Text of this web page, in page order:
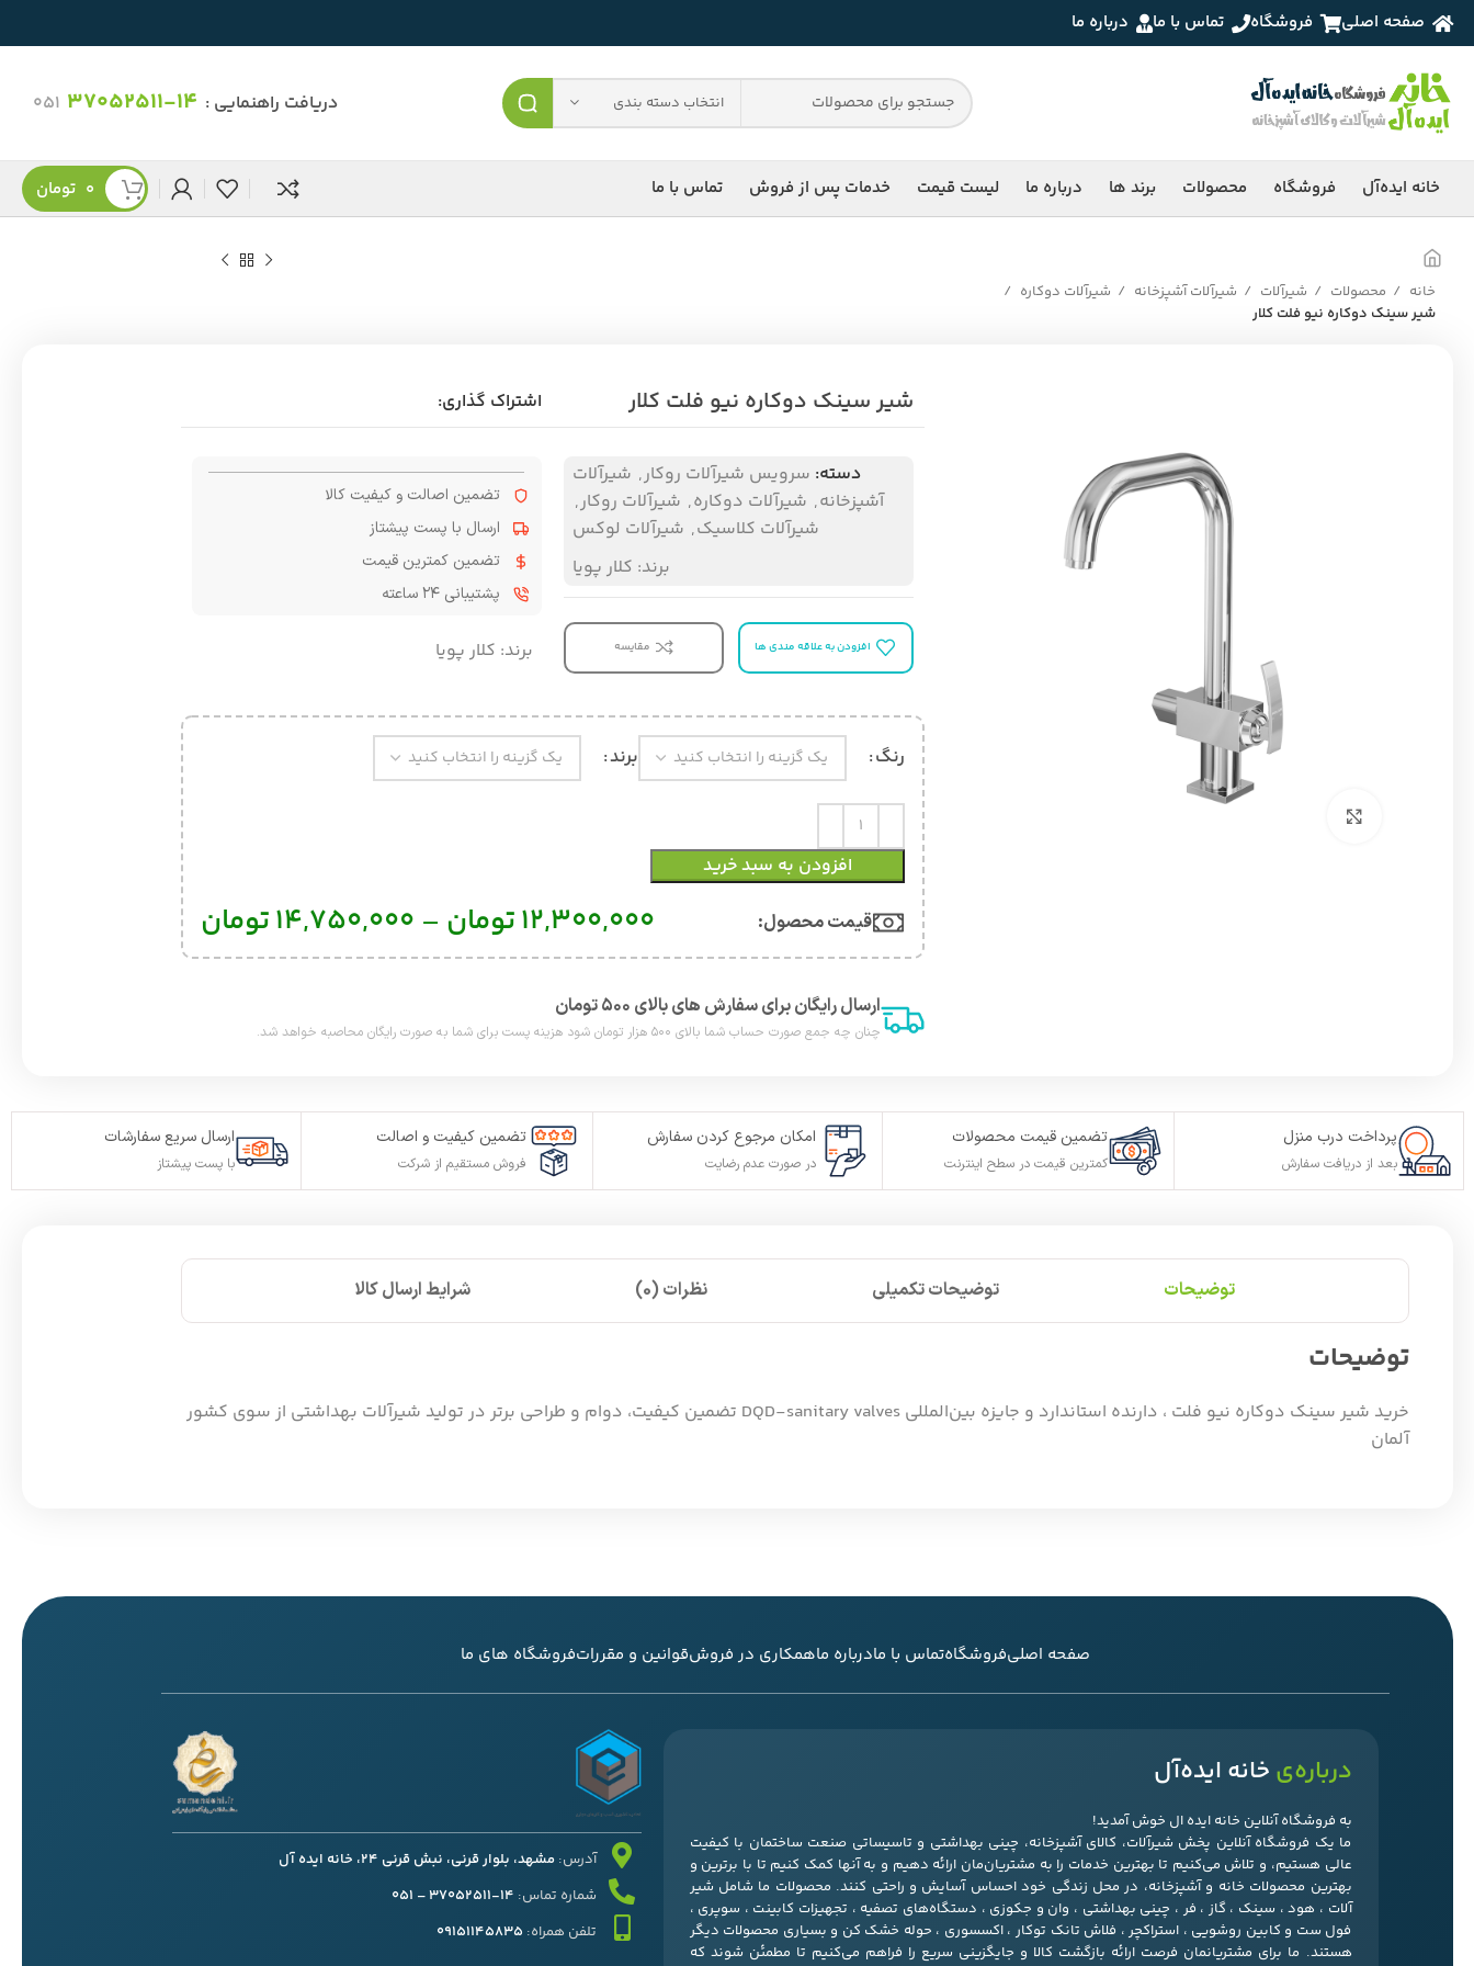
صفحه اصلی فروشگاه تماس با ما درباره ما
انتخاب دسته بندی دریافت راهنمایی : 37052511-14
051
خانه ایده‌آل فروشگاه محصولات برند ها درباره ما لیست قیمت خدمات پس از فروش تماس با ما 0 تومان
خانه محصولات شیرآلات شیرآلات آشپزخانه
شیرآلات دوکاره
شیر سینک دوکاره نیو فلت کلار
شیر سینک دوکاره نیو فلت کلار اشتراک گذاری:
دسته: سرویس شیرآلات روکار, شیرآلات
آشپزخانه, شیرآلات دوکاره, شیرآلات روکار,
شیرآلات کلاسیک, شیرآلات لوکس
برند: کلار پویا
افزودن به علاقه مندی ها مقایسه
تضمین اصالت و کیفیت کالا
ارسال با پست پیشتاز
تضمین کمترین قیمت
پشتیبانی ۲۴ ساعته
برند: کلار پویا
رنگ برند
افزودن به سبد خرید
قیمت محصول:​ 12,300,000تومان –
14,750,000تومان
ارسال رایگان برای سفارش های بالای ۵۰۰ تومان
چنان چه جمع صورت حساب شما بالای ۵۰۰ هزار تومان شود هزینه پست برای شما به صورت رایگان محاصبه خواهد شد.
پرداخت درب منزل
بعد از دریافت سفارش
تضمین قیمت محصولات
کمترین قیمت در سطح اینترنت
امکان مرجوع کردن سفارش
در صورت عدم رضایت
تضمین کیفیت و اصالت
فروش مستقیم از شرکت
ارسال سریع سفارشات
با پست پیشتاز
توضیحات توضیحات تکمیلی نظرات (0) شرایط ارسال کالا
توضیحات
خرید شیر سینک دوکاره نیو فلت ، دارنده استاندارد و جایزه بین‌المللی DQD-sanitary valves تضمین کیفیت، دوام و طراحی برتر در تولید شیرآلات بهداشتی از سوی کشور
آلمان
صفحه اصلیفروشگاهتماس با مادرباره ماهمکاری در فروشقوانین و مقرراتفروشگاه های ما
درباره‌ی خانه ایده‌آل
به فروشگاه آنلاین خانه ایده ال خوش آمدید!
ما یک فروشگاه آنلاین پخش شیرآلات، کالای آشپزخانه، چینی بهداشتی و تاسیساتی صنعت ساختمان با کیفیت
عالی هستیم، و تلاش می‌کنیم تا بهترین خدمات را به مشتریان‌مان ارائه دهیم و به آنها کمک کنیم تا با برترین و
بهترین محصولات خانه و آشپزخانه، در محل زندگی خود احساس آسایش و راحتی کنند. محصولات ما شامل شیر
آلات ، هود ، سینک ، گاز ، فر ، چینی بهداشتی ، وان و جکوزی ، دستگاه‌های تصفیه ، تجهیزات کابینت ، سوپری ،
فول ست و کابین روشویی ، استراکچر ، فلاش تانک توکار ، اکسسوری ، حوله خشک کن و بسیاری محصولات دیگر
هستند. ما برای مشتریانمان فرصت ارائه بازگشت کالا و جایگزینی سریع را فراهم می‌کنیم تا مطمئن شوند که
آدرس: مشهد، بلوار قرنی، نبش قرنی 24، خانه ایده آل
شماره تماس: 14-37052511 – 051
تلفن همراه: 09151145835